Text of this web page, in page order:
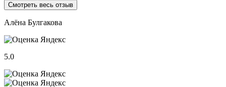
Смотреть весь отзыв
Алёна Булгакова
5.0